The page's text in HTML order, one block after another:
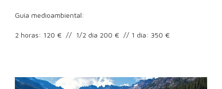
Guía medioambiental:
2 horas: 120 € // 1/2 día 200 € // 1 día: 350 €